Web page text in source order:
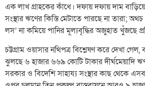
এক লাখ গ্রাহকের কাঁধে। দফায় দফায় দাম
সংস্থার ঋণের কিস্তি মেটাতে পারছে না তারা;
লস’ না কমিয়ে পানির মূল্যবৃদ্ধির অজুহাত খুঁজছে
চট্টগ্রাম ওয়াসার নথিপত্র বিশ্লেষণ করে দেখা গেল,
ঝুলছে ৬ হাজার ৬৬৯ কোটি টাকার দীর্ঘমেয়াদি
সরকার ও বিদেশি সাহায্য সংস্থার কাছ থেকে